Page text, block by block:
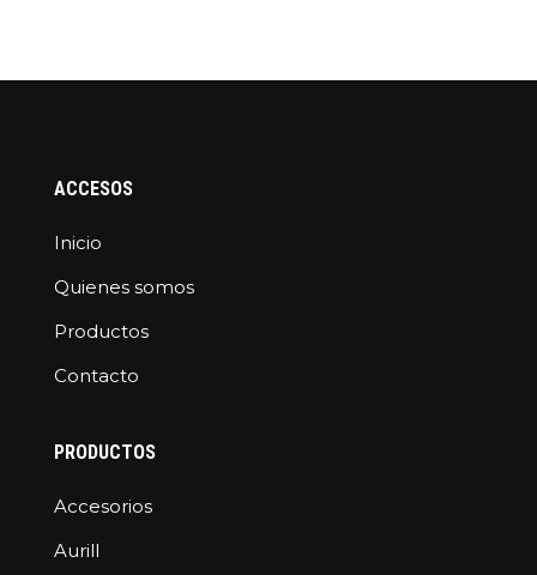
ACCESOS
Inicio
Quienes somos
Productos
Contacto
PRODUCTOS
Accesorios
Aurill